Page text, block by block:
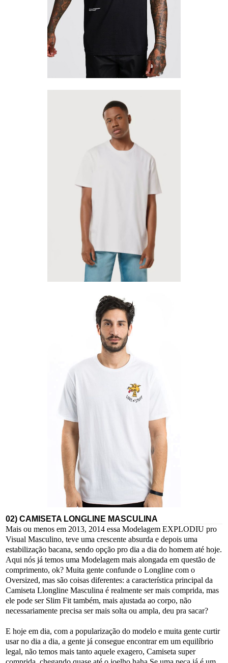
02) CAMISETA LONGLINE MASCULINA
Mais ou menos em 2013, 2014 essa Modelagem EXPLODIU pro
Visual Masculino, teve uma crescente absurda e depois uma
estabilização bacana, sendo opção pro dia a dia do homem até hoje.
Aqui nós já temos uma Modelagem mais alongada em questão de
comprimento, ok? Muita gente confunde o Longline com o
Oversized, mas são coisas diferentes: a característica principal da
Camiseta Llongline Masculina é realmente ser mais comprida, mas
ele pode ser Slim Fit também, mais ajustada ao corpo, não
necessariamente precisa ser mais solta ou ampla, deu pra sacar?
E hoje em dia, com a popularização do modelo e muita gente curtir
usar no dia a dia, a gente já consegue encontrar em um equilíbrio
legal, não temos mais tanto aquele exagero, Camiseta super